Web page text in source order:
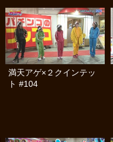
満天アゲ×２クインテッ
ト #104